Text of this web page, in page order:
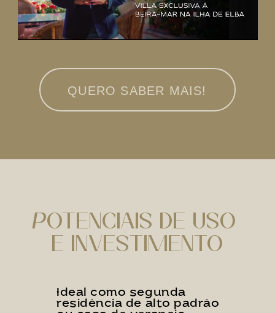
QUERO SABER MAIS!
Ideal como segunda
residência de alto padrão
Potenciais de uso
e investimento